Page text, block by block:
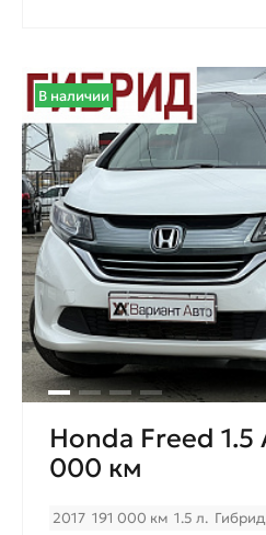
В наличии
Honda Freed 1.5
000 км
2017 191 000 км 1.5 л. Гибрид